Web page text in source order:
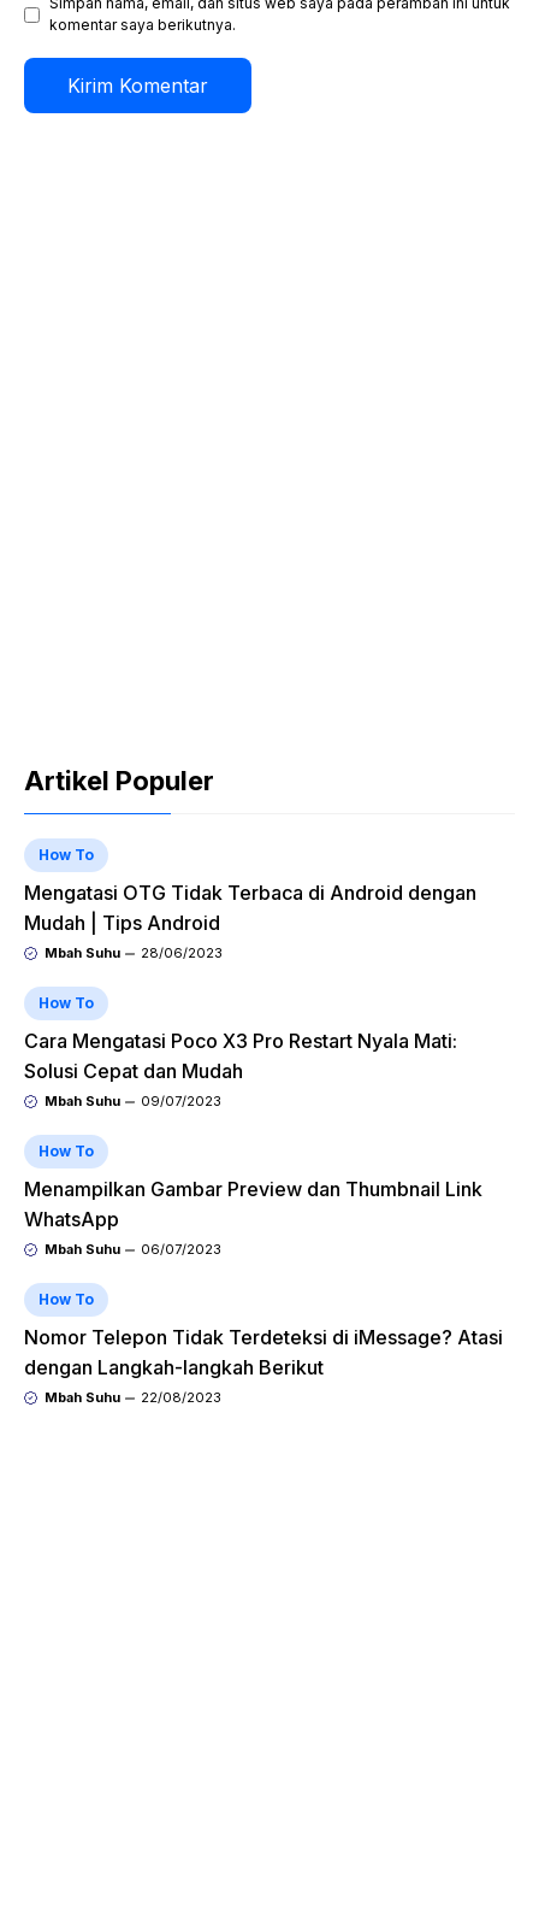
komentar saya berikutnya.
Artikel Populer
How To
Mengatasi OTG Tidak Terbaca di Android dengan
Mudah | Tips Android
Mbah Suhu 28/06/2023
How To
Cara Mengatasi Poco X3 Pro Restart Nyala Mati:
Solusi Cepat dan Mudah
Mbah Suhu 09/07/2023
How To
Menampilkan Gambar Preview dan Thumbnail Link
WhatsApp
Mbah Suhu 06/07/2023
How To
Nomor Telepon Tidak Terdeteksi di iMessage? Atasi
dengan Langkah-langkah Berikut
Mbah Suhu 22/08/2023